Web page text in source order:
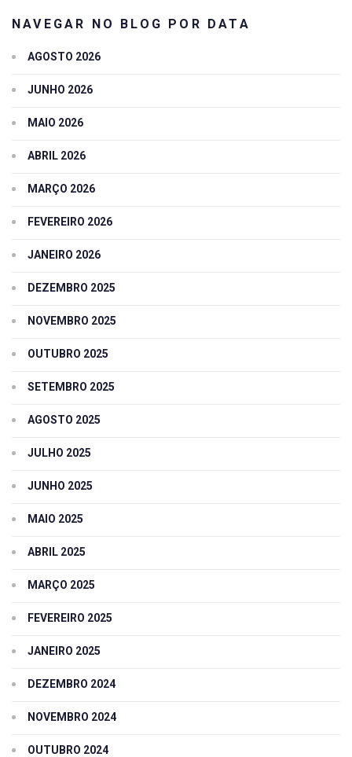
NAVEGAR NO BLOG POR DATA
AGOSTO 2026
JUNHO 2026
MAIO 2026
ABRIL 2026
MARÇO 2026
FEVEREIRO 2026
JANEIRO 2026
DEZEMBRO 2025
NOVEMBRO 2025
OUTUBRO 2025
SETEMBRO 2025
AGOSTO 2025
JULHO 2025
JUNHO 2025
MAIO 2025
ABRIL 2025
MARÇO 2025
FEVEREIRO 2025
JANEIRO 2025
DEZEMBRO 2024
NOVEMBRO 2024
OUTUBRO 2024